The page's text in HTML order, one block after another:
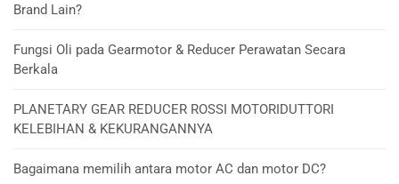
Brand Lain?
Fungsi Oli pada Gearmotor & Reducer Perawatan Secara
Berkala
PLANETARY GEAR REDUCER ROSSI MOTORIDUTTORI
KELEBIHAN & KEKURANGANNYA
Bagaimana memilih antara motor AC dan motor DC?